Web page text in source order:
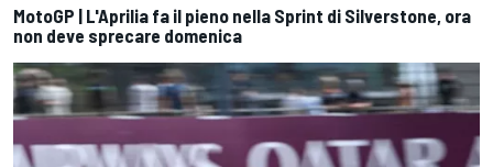
MotoGP | L'Aprilia fa il pieno nella Sprint di Silverstone, ora
non deve sprecare domenica